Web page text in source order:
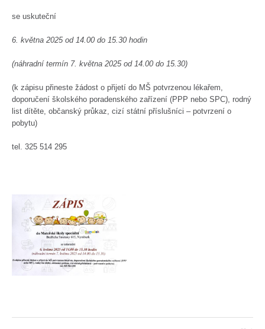
se uskuteční
6. května 2025 od 14.00 do 15.30 hodin
(náhradní termín 7. května 2025 od 14.00 do 15.30)
(k zápisu přineste žádost o přijetí do MŠ potvrzenou lékařem,
doporučení školského poradenského zařízení (PPP nebo SPC), rodný
list dítěte, občanský průkaz, cizí státní příslušníci – potvrzení o
pobytu)
tel. 325 514 295